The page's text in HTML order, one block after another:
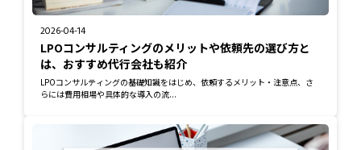
2026-04-14
LPOコンサルティングのメリットや依頼先の選び方と
は、おすすめ代行会社も紹介
LPOコンサルティングの基礎知識をはじめ、依頼するメリット・注意点、さ
らには費用相場や具体的な導入の流...